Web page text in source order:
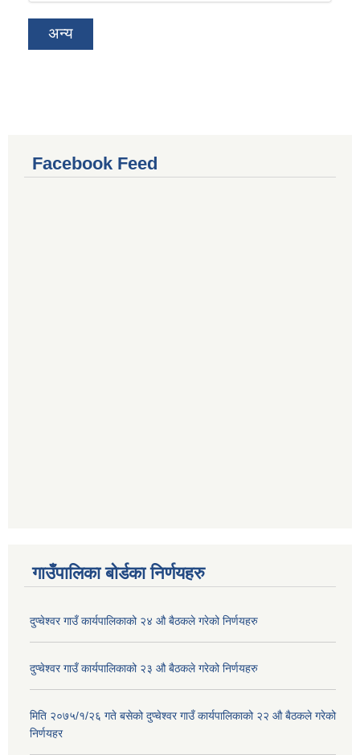
अन्य
Facebook Feed
गाउँपालिका बोर्डका निर्णयहरु
दुप्चेश्वर गाउँ कार्यपालिकाको २४ औ बैठकले गरेको निर्णयहरु
दुप्चेश्वर गाउँ कार्यपालिकाको २३ औ बैठकले गरेको निर्णयहरु
मिति २०७५/१/२६ गते बसेको दुप्चेश्वर गाउँ कार्यपालिकाको २२ औ बैठकले गरेको
निर्णयहर